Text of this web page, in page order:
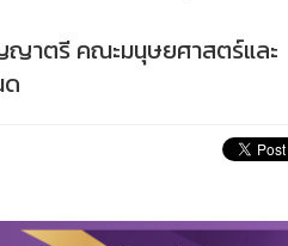
าตรี คณะมนุษยศาสตร์และ